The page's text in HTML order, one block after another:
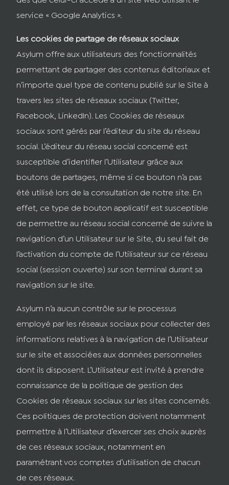
service « Google Analytics ».
Les cookies de partage de réseaux sociaux
Asylum offre aux utilisateurs des fonctionnalités
permettant de partager des contenus éditoriaux et
n’importe quel type de contenu publié sur le Site à
travers les sites de réseaux sociaux (Twitter,
Facebook, LinkedIn). Les Cookies de réseaux
sociaux sont gérés par l’éditeur du site du réseau
social. L’éditeur du réseau social concerné est
susceptible d’identifier l’Utilisateur grâce aux
boutons de partages, même si ce bouton n’a pas
été utilisé lors de la consultation de notre site. En
effet, ce type de bouton applicatif est susceptible
de permettre au réseau social concerné de suivre la
navigation d’un Utilisateur sur le Site, du seul fait de
l’activation du compte de l’Utilisateur sur ce réseau
social (session ouverte) sur son terminal durant sa
navigation sur le site.
Asylum n’a aucun contrôle sur le processus
employé par les réseaux sociaux pour collecter des
informations relatives à la navigation de l’Utilisateur
sur le site et associées aux données personnelles
dont ils disposent. L’Utilisateur est invité à prendre
connaissance de la politique de gestion des
Cookies de réseaux sociaux sur les sites concernés.
Ces politiques de protection doivent notamment
permettre à l’Utilisateur d’exercer ses choix auprès
de ces réseaux sociaux, notamment en
paramétrant vos comptes d’utilisation de chacun
de ces réseaux.